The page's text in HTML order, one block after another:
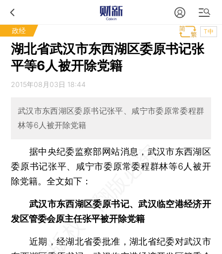
政经 T中
湖北省武汉市东西湖区委原书记张
平等6人被开除党籍
2015年08月03日 18:44
武汉市东西湖区委原书记张平、咸宁市委原常委程群
林等6人被开除党籍
据中央纪委监察部网站消息，武汉市东西湖区
委原书记张平、咸宁市委原常委程群林等6人被开
除党籍。全文如下：
武汉市东西湖区委原书记、武汉临空港经济开
发区管委会原主任张平被开除党籍
近期，经湖北省委批准，湖北省纪委对武汉市